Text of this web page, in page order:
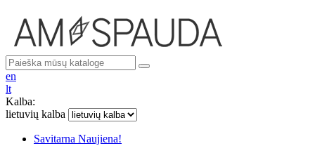
en
lt
Kalba:
lietuvių kalba
Savitarna Naujiena!